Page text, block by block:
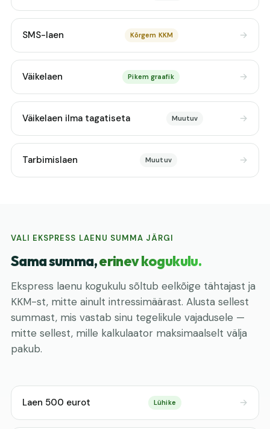
SMS-laen Kõrgem KKM
Väikelaen Pikem graafik
Väikelaen ilma tagatiseta Muutuv
Tarbimislaen Muutuv
VALI EKSPRESS LAENU SUMMA JÄRGI
Sama summa,erinev kogukulu.
Ekspress laenu kogukulu sõltub eelkõige tähtajast ja
KKM-st, mitte ainult intressimäärast. Alusta sellest
summast, mis vastab sinu tegelikule vajadusele —
mitte sellest, mille kalkulaator maksimaalselt välja
pakub.
Laen 500 eurot Lühike